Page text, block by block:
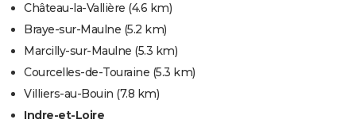
Château-la-Vallière (4.6 km)
Braye-sur-Maulne (5.2 km)
Marcilly-sur-Maulne (5.3 km)
Courcelles-de-Touraine (5.3 km)
Villiers-au-Bouin (7.8 km)
Indre-et-Loire